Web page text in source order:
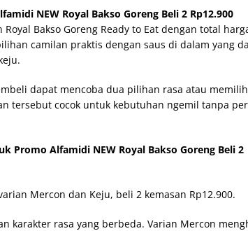
NEW Royal Bakso Goreng Beli 2 Rp12.900
Bakso Goreng Ready to Eat dengan total
camilan praktis dengan saus di dalam yang
dapat mencoba dua pilihan rasa atau
tersebut cocok untuk kebutuhan ngemil tanpa
Promo Alfamidi NEW Royal Bakso Goreng Beli 2
Mercon dan Keju, beli 2 kemasan Rp12.900.
karakter rasa yang berbeda. Varian Mercon